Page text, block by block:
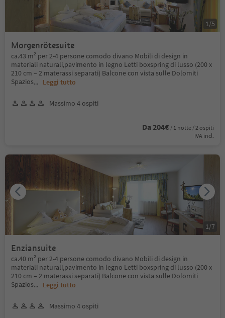
Morgenrötesuite
ca.43 m² per 2-4 persone comodo divano Mobili di design in
materiali naturali,pavimento in legno Letti boxspring di lusso (200 x
210 cm – 2 materassi separati) Balcone con vista sulle Dolomiti
Spazios... Leggi tutto
Massimo 4 ospiti
Da 204€ / 1 notte / 2 ospiti
IVA incl.
1 /5
Enziansuite
ca.40 m² per 2-4 persone comodo divano Mobili di design in
materiali naturali,pavimento in legno Letti boxspring di lusso (200 x
210 cm – 2 materassi separati) Balcone con vista sulle Dolomiti
Spazios... Leggi tutto
Massimo 4 ospiti
1 /7